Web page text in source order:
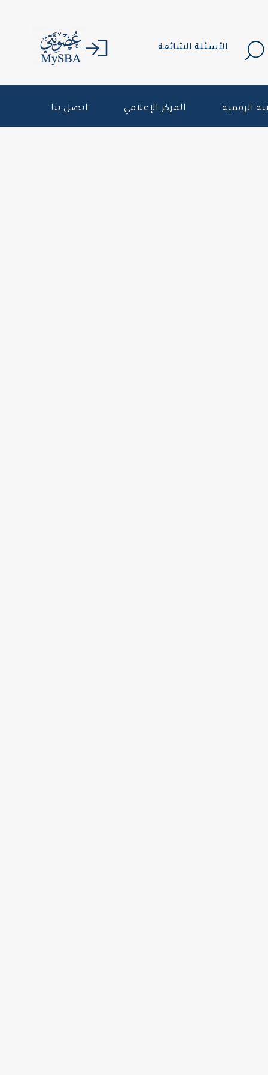
الأسئلة الشائعة
الرقمية المركز الإعلامي اتصل بنا